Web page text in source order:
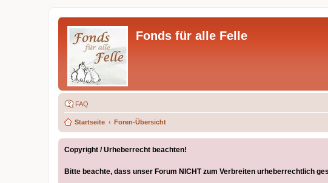
Fonds für alle Felle
FAQ
Startseite Foren-Übersicht
Copyright / Urheberrecht beachten!
Bitte beachte, dass unser Forum NICHT zum Verbreiten urheberrechtlich